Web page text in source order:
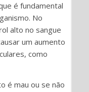
é fundamental
No
alto no sangue
um aumento
como
é mau ou se não